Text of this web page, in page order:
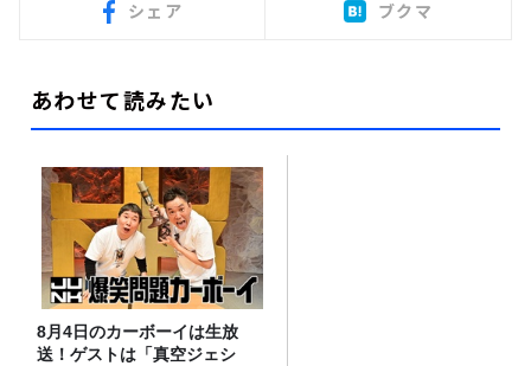
シェア ブクマ
あわせて読みたい
8月4日のカーボーイは生放
送！ゲストは「真空ジェシ